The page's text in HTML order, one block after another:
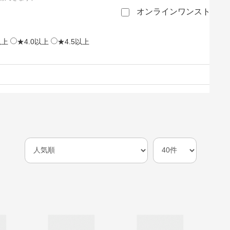
★4.0以上 ★4.5以上
オンラインワンストップ